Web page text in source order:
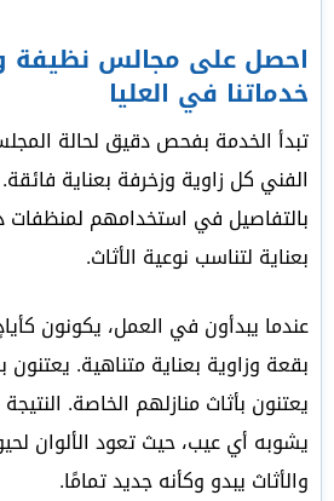
احصل على مجالس نظيفة
خدماتنا في العليا
تبدأ الخدمة بفحص دقيق لحالة
الفني كل زاوية وزخرفة بعناية
بالتفاصيل في استخدامهم لمنظفات
بعناية لتناسب نوعية الأثاث.
عندما يبدأون في العمل، يكونون
بقعة وزاوية بعناية متناهية. يعتنون
يعتنون بأثاث منازلهم الخاصة.
يشوبه أي عيب، حيث تعود الألوان
والأثاث يبدو وكأنه جديد تمامًا.